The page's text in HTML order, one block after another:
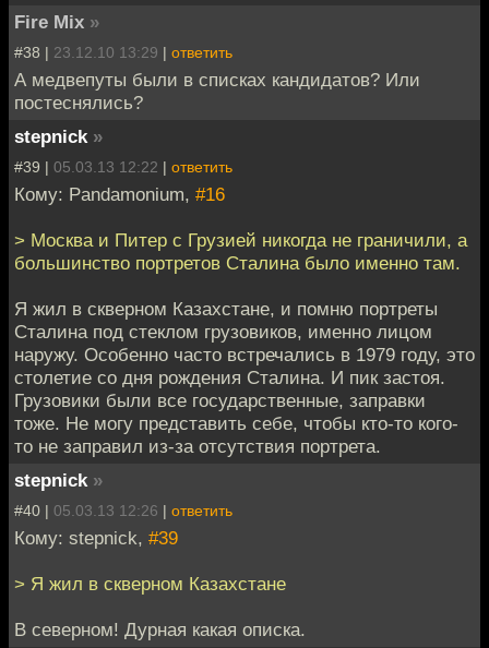
Fire Mix »
#38 | 23.12.10 13:29 | ответить
А медвепуты были в списках кандидатов? Или
постеснялись?
stepnick »
#39 | 05.03.13 12:22 | ответить
Кому: Pandamonium, #16
> Москва и Питер с Грузией никогда не граничили, а
большинство портретов Сталина было именно там.
Я жил в скверном Казахстане, и помню портреты
Сталина под стеклом грузовиков, именно лицом
наружу. Особенно часто встречались в 1979 году, это
столетие со дня рождения Сталина. И пик застоя.
Грузовики были все государственные, заправки
тоже. Не могу представить себе, чтобы кто-то кого-
то не заправил из-за отсутствия портрета.
stepnick »
#40 | 05.03.13 12:26 | ответить
Кому: stepnick, #39
> Я жил в скверном Казахстане
В северном! Дурная какая описка.